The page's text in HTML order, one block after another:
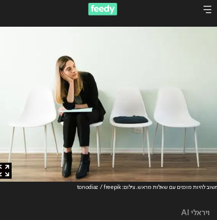
להיות מוכנים עם שאלות מראש. צילום: tonodiaz / freepik
ויראלי AI